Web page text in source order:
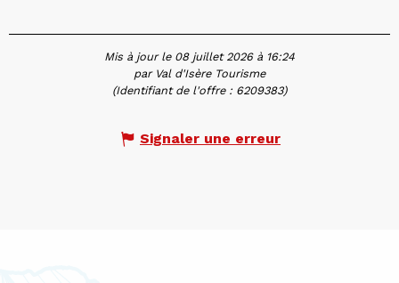
Mis à jour le 08 juillet 2026 à 16:24
par Val d'Isère Tourisme
(Identifiant de l'offre : 6209383)
Signaler une erreur